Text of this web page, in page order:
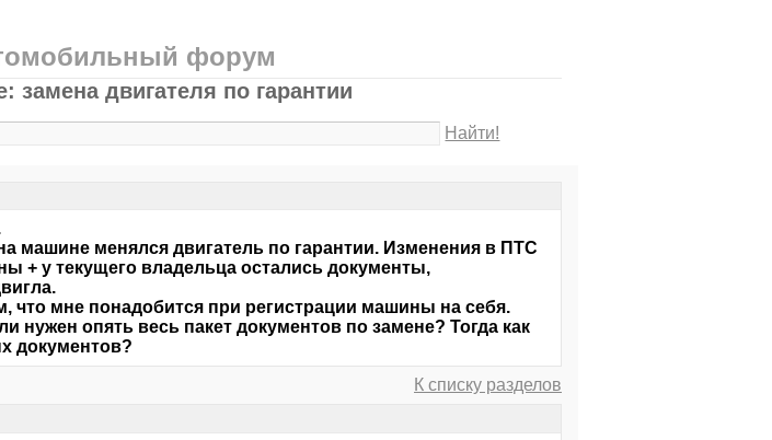
форум
замена двигателя по гарантии
Найти!
машине менялся двигатель по гарантии. Изменения в ПТС
+ у текущего владельца остались документы,
что мне понадобится при регистрации машины на себя.
нужен опять весь пакет документов по замене? Тогда как
документов?
К списку разделов